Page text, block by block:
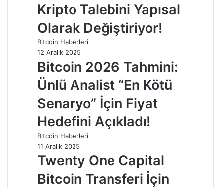
Kripto Talebini Yapısal
Olarak Değiştiriyor!
Bitcoin Haberleri
12 Aralık 2025
Bitcoin 2026 Tahmini:
Ünlü Analist “En Kötü
Senaryo” İçin Fiyat
Hedefini Açıkladı!
Bitcoin Haberleri
11 Aralık 2025
Twenty One Capital
Bitcoin Transferi İçin